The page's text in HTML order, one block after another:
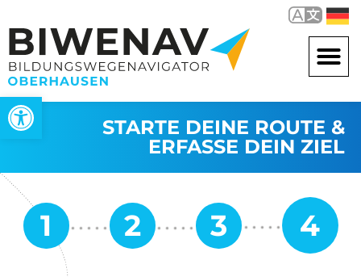
Werkzeugleiste öffnen
STARTE DEINE ROUTE &
ERFASSE DEIN ZIEL